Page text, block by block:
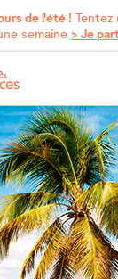
de l'été ! Tentez
semaine > Je